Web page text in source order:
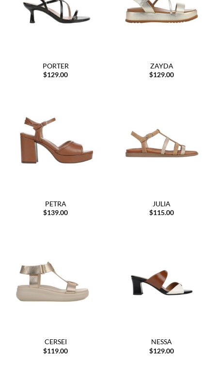
PORTER
$129.00
ZAYDA
$129.00
PETRA
$139.00
JULIA
$115.00
CERSEI
$119.00
NESSA
$129.00